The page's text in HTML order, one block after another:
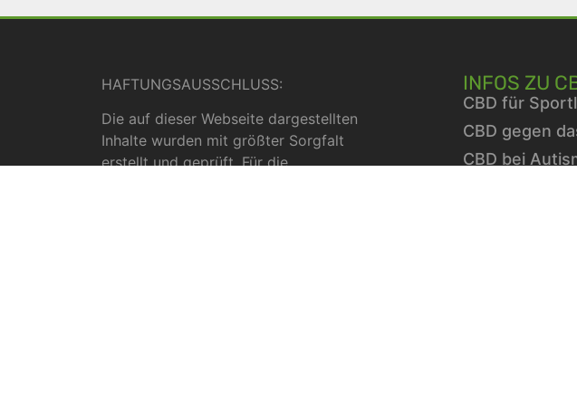
HAFTUNGSAUSSCHLUSS:
Die auf dieser Webseite dargestellten
Inhalte wurden mit größter Sorgfalt
erstellt und geprüft. Für die
INFOS ZU
CBD für
CBD gegen
CBD bei